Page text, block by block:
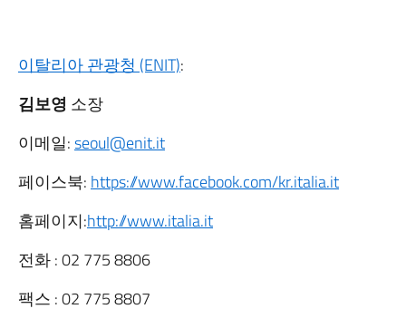
이탈리아 관광청 (ENIT):
김보영 소장
이메일:seoul@enit.it
페이스북: https://www.facebook.com/kr.italia.it
홈페이지:http://www.italia.it
전화 : 02 775 8806
팩스 : 02 775 8807